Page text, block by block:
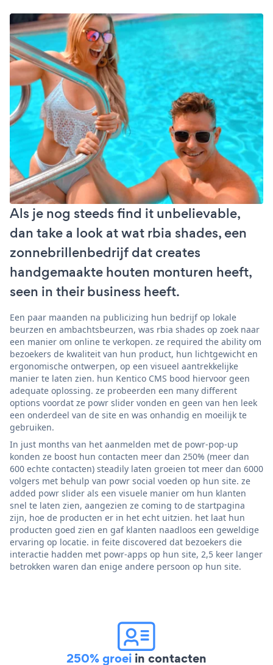
Als je nog steeds find it unbelievable,
dan take a look at wat rbia shades, een
zonnebrillenbedrijf dat creates
handgemaakte houten monturen heeft,
seen in their business heeft.
Een paar maanden na publicizing hun bedrijf op lokale
beurzen en ambachtsbeurzen, was rbia shades op zoek naar
een manier om online te verkopen. ze required the ability om
bezoekers de kwaliteit van hun product, hun lichtgewicht en
ergonomische ontwerpen, op een visueel aantrekkelijke
manier te laten zien. hun Kentico CMS bood hiervoor geen
adequate oplossing. ze probeerden een many different
options voordat ze powr slider vonden en geen van hen leek
een onderdeel van de site en was onhandig en moeilijk te
gebruiken.
In just months van het aanmelden met de powr-pop-up
konden ze boost hun contacten meer dan 250% (meer dan
600 echte contacten) steadily laten groeien tot meer dan 6000
volgers met behulp van powr social voeden op hun site. ze
added powr slider als een visuele manier om hun klanten
snel te laten zien, aangezien ze coming to de startpagina
zijn, hoe de producten er in het echt uitzien. het laat hun
producten goed zien en gaf klanten naadloos een geweldige
ervaring op locatie. in feite discovered dat bezoekers die
interactie hadden met powr-apps op hun site, 2,5 keer langer
betrokken waren dan enige andere persoon op hun site.
250% groei in contacten